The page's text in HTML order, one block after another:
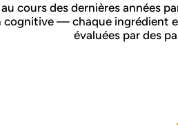
cours des dernières années
cognitive — chaque ingrédient
évaluées par des